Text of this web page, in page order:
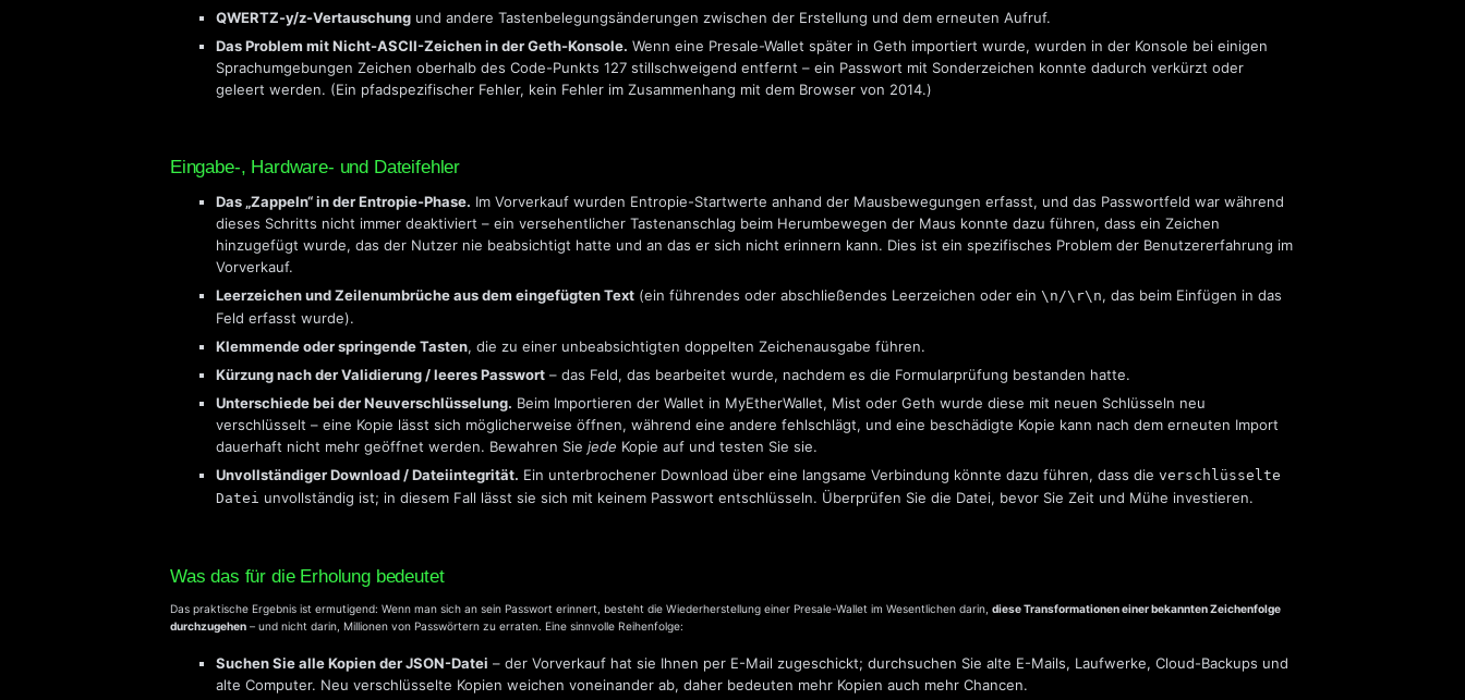
QWERTZ-y/z-Vertauschungund andere Tastenbelegungsänderungen zwischen der Erstellung und dem erneuten Aufruf.
Das Problem mit Nicht-ASCII-Zeichen in der Geth-Konsole. Wenn eine Presale-Wallet später in Geth importiert wurde, wurden in der Konsole bei einigen
Sprachumgebungen Zeichen oberhalb des Code-Punkts 127 stillschweigend entfernt – ein Passwort mit Sonderzeichen konnte dadurch verkürzt oder
geleert werden. (Ein pfadspezifischer Fehler, kein Fehler im Zusammenhang mit dem Browser von 2014.)
Eingabe-, Hardware- und Dateifehler
Das „Zappeln“ in der Entropie-Phase. Im Vorverkauf wurden Entropie-Startwerte anhand der Mausbewegungen erfasst, und das Passwortfeld war während
dieses Schritts nicht immer deaktiviert – ein versehentlicher Tastenanschlag beim Herumbewegen der Maus konnte dazu führen, dass ein Zeichen
hinzugefügt wurde, das der Nutzer nie beabsichtigt hatte und an das er sich nicht erinnern kann. Dies ist ein spezifisches Problem der Benutzererfahrung im
Vorverkauf.
Leerzeichen und Zeilenumbrüche aus dem eingefügten Text(ein führendes oder abschließendes Leerzeichen oder ein \n/\r\n, das beim Einfügen in das
Feld erfasst wurde).
Klemmende oder springende Tasten, die zu einer unbeabsichtigten doppelten Zeichenausgabe führen.
Kürzung nach der Validierung / leeres Passwort– das Feld, das bearbeitet wurde, nachdem es die Formularprüfung bestanden hatte.
Unterschiede bei der Neuverschlüsselung. Beim Importieren der Wallet in MyEtherWallet, Mist oder Geth wurde diese mit neuen Schlüsseln neu
verschlüsselt – eine Kopie lässt sich möglicherweise öffnen, während eine andere fehlschlägt, und eine beschädigte Kopie kann nach dem erneuten Import
dauerhaft nicht mehr geöffnet werden. Bewahren Sie jede Kopie auf und testen Sie sie.
Unvollständiger Download / Dateiintegrität. Ein unterbrochener Download über eine langsame Verbindung könnte dazu führen, dass die verschlüsselte
Datei unvollständig ist; in diesem Fall lässt sie sich mit keinem Passwort entschlüsseln. Überprüfen Sie die Datei, bevor Sie Zeit und Mühe investieren.
Was das für die Erholung bedeutet
Das praktische Ergebnis ist ermutigend: Wenn man sich an sein Passwort erinnert, besteht die Wiederherstellung einer Presale-Wallet im Wesentlichen darin, diese Transformationen einer bekannten Zeichenfolge
durchzugehen – und nicht darin, Millionen von Passwörtern zu erraten. Eine sinnvolle Reihenfolge:
Suchen Sie alle Kopien der JSON-Datei – der Vorverkauf hat sie Ihnen per E-Mail zugeschickt; durchsuchen Sie alte E-Mails, Laufwerke, Cloud-Backups und
alte Computer. Neu verschlüsselte Kopien weichen voneinander ab, daher bedeuten mehr Kopien auch mehr Chancen.